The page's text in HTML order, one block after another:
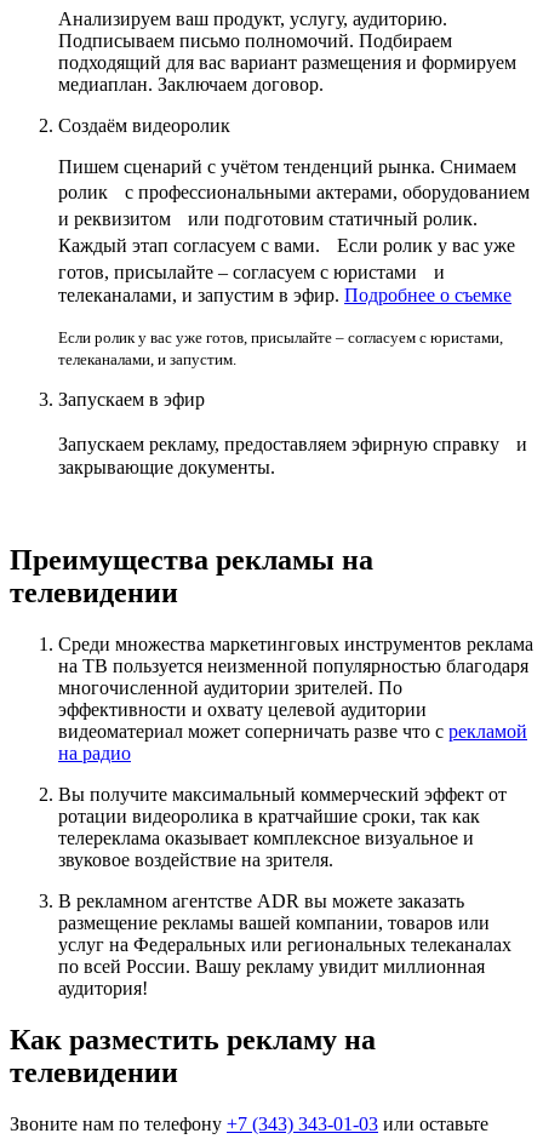
Анализируем ваш продукт, услугу, аудиторию.
Подписываем письмо полномочий. Подбираем
подходящий для вас вариант размещения и формируем
медиаплан. Заключаем договор.
Создаём видеоролик
Пишем сценарий с учётом тенденций рынка. Снимаем
ролик с профессиональными актерами, оборудованием
и реквизитом или подготовим статичный ролик.
Каждый этап согласуем с вами. Если ролик у вас уже
готов, присылайте – согласуем с юристами и
телеканалами, и запустим в эфир. Подробнее о съемке
Если ролик у вас уже готов, присылайте – согласуем с юристами,
телеканалами, и запустим.
Запускаем в эфир
Запускаем рекламу, предоставляем эфирную справку и
закрывающие документы.
Преимущества рекламы на
телевидении
Среди множества маркетинговых инструментов реклама
на ТВ пользуется неизменной популярностью благодаря
многочисленной аудитории зрителей. По
эффективности и охвату целевой аудитории
видеоматериал может соперничать разве что с рекламой
на радио
Вы получите максимальный коммерческий эффект от
ротации видеоролика в кратчайшие сроки, так как
телереклама оказывает комплексное визуальное и
звуковое воздействие на зрителя.
В рекламном агентстве ADR вы можете заказать
размещение рекламы вашей компании, товаров или
услуг на Федеральных или региональных телеканалах
по всей России. Вашу рекламу увидит миллионная
аудитория!
Как разместить рекламу на
телевидении
Звоните нам по телефону +7 (343) 343-01-03 или оставьте